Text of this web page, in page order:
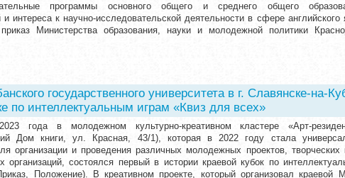
программы основного общего и среднего общего
и интереса к научно-исследовательской деятельности в сфере
Министерства образования, науки и молодежной политики
государственного университета в г. Славянске-на-
по интеллектуальным играм «Квиз для всех»
года в молодежном культурно-креативном кластере «Арт-
Дом книги, ул. Красная, 43/1), которая в 2022 году стала
организации и проведения различных молодежных проектов, творческих
организаций, состоялся первый в истории краевой кубок по
Положение). В креативном проекте, который организовал краевой